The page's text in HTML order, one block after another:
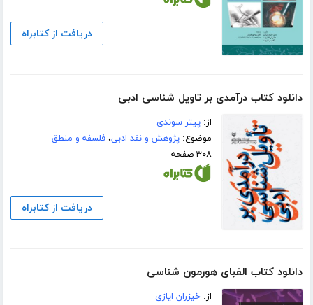
دریافت از کتابراه
دانلود کتاب درآمدی بر تاویل شناسی ادبی
از:پیتر سوندی
موضوع:پژوهش و نقد ادبی،فلسفه و منطق
۳۰۸ صفحه
دریافت از کتابراه
دانلود کتاب الفبای هورمون شناسی
از:خیزران ایازی